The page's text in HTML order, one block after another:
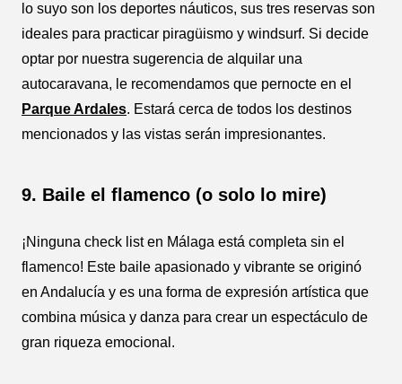
lo suyo son los deportes náuticos, sus tres reservas son
ideales para practicar piragüismo y windsurf. Si decide
optar por nuestra sugerencia de alquilar una
autocaravana, le recomendamos que pernocte en el
Parque Ardales. Estará cerca de todos los destinos
mencionados y las vistas serán impresionantes.
9. Baile el flamenco (o solo lo mire)
¡Ninguna check list en Málaga está completa sin el
flamenco! Este baile apasionado y vibrante se originó
en Andalucía y es una forma de expresión artística que
combina música y danza para crear un espectáculo de
gran riqueza emocional.